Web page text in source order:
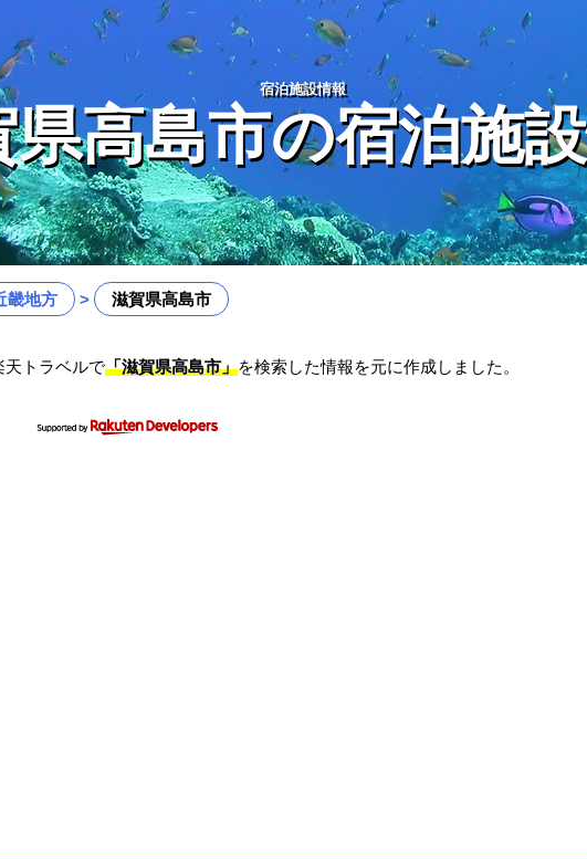
宿泊施設情報
県高島市の宿泊施
畿地方 滋賀県高島市
天トラベルで「滋賀県高島市」を検索した情報を元に作成しました。